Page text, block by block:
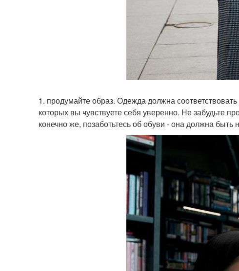
1. продумайте образ. Одежда должна
которых вы чувствуете себя уверенно. Не забудьте
конечно же, позаботьтесь об обуви - она должна быть